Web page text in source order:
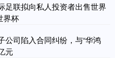
足联拟向私人投资者出售世界
界杯
公司陷入合同纠纷，与“华鸿
元